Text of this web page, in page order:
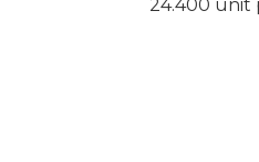
24.400 unit